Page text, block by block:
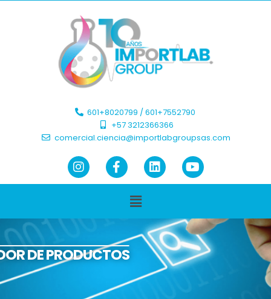
601+8020799 / 601+7552790 ​
+57 3212366366​
comercial.ciencia@importlabgroupsas.com
DE PRODUCTOS